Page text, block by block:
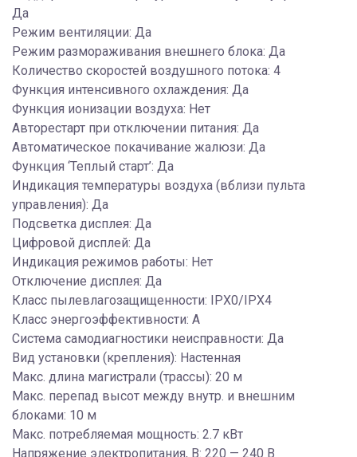
Да
Режим вентиляции: Да
Режим размораживания внешнего блока: Да
Количество скоростей воздушного потока: 4
Функция интенсивного охлаждения: Да
Функция ионизации воздуха: Нет
Авторестарт при отключении питания: Да
Автоматическое покачивание жалюзи: Да
Функция ‘Теплый старт’: Да
Индикация температуры воздуха (вблизи пульта
управления): Да
Подсветка дисплея: Да
Цифровой дисплей: Да
Индикация режимов работы: Нет
Отключение дисплея: Да
Класс пылевлагозащищенности: IPX0/IPX4
Класс энергоэффективности: A
Система самодиагностики неисправности: Да
Вид установки (крепления): Настенная
Макс. длина магистрали (трассы): 20 м
Макс. перепад высот между внутр. и внешним
блоками: 10 м
Макс. потребляемая мощность: 2.7 кВт
Напряжение электропитания, В: 220 — 240 В